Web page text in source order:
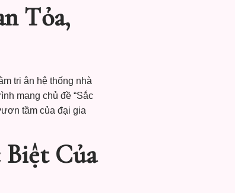
Tỏa,
tri ân hệ thống nhà
mang chủ đề “Sắc
tầm của đại gia
Của